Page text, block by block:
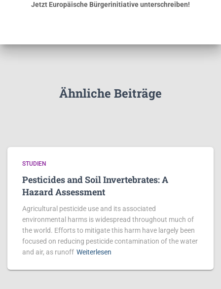
Jetzt Europäische Bürgerinitiative unterschreiben!
Ähnliche Beiträge
STUDIEN
Pesticides and Soil Invertebrates: A
Hazard Assessment
Agricultural pesticide use and its associated
environmental harms is widespread throughout much of
the world. Efforts to mitigate this harm have largely been
focused on reducing pesticide contamination of the water
and air, as runoff Weiterlesen